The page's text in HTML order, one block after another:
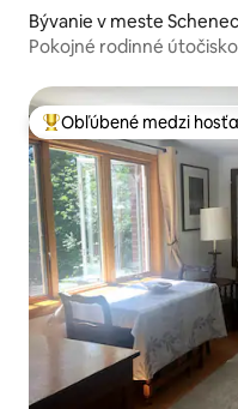
Bývanie v meste
Pokojné rodinné
Najobľúbenejšie medzi
Obľúbené medzi